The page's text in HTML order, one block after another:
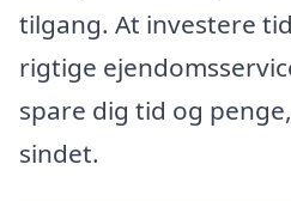
tilgang. At investere
rigtige
spare dig tid og
sindet.